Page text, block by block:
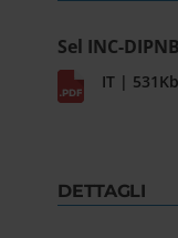
Sel INC-
IT | 531Kb
DETTAGLI